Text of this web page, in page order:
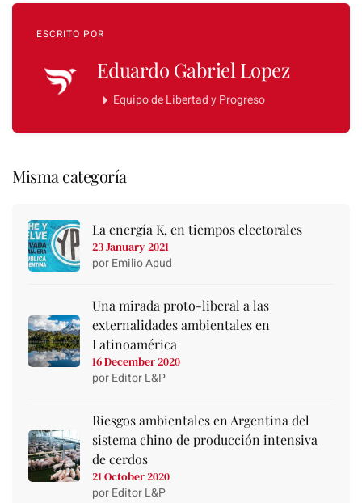
ESCRITO POR
Eduardo Gabriel Lopez
Equipo de Libertad y Progreso
Misma categoría
La energía K, en tiempos electorales
23 January 2021
por Emilio Apud
Una mirada proto-liberal a las
externalidades ambientales en
Latinoamérica
16 December 2020
por Editor L&P
Riesgos ambientales en Argentina del
sistema chino de producción intensiva
de cerdos
21 October 2020
por Editor L&P